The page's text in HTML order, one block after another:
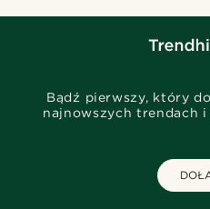
Bądź pierwszy, który
najnowszych trendach